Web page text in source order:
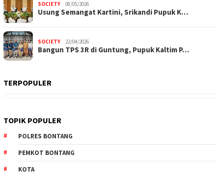
SOCIETY 08/05/2026
Usung Semangat Kartini, Srikandi Pupuk K…
SOCIETY 22/04/2026
Bangun TPS 3R di Guntung, Pupuk Kaltim P…
TERPOPULER
TOPIK POPULER
POLRES BONTANG
PEMKOT BONTANG
KOTA